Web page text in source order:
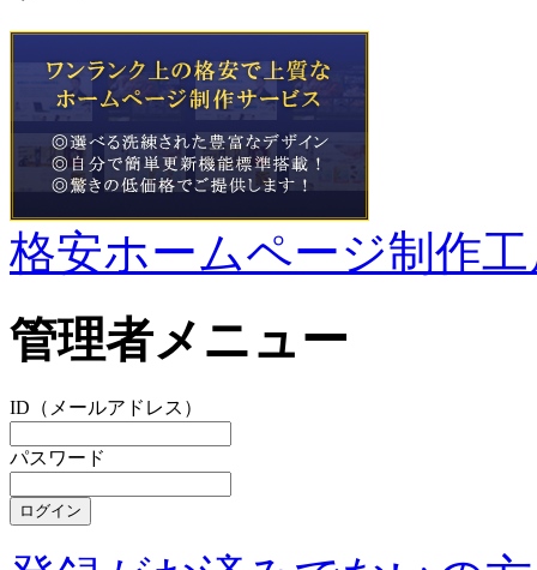
格安ホームページ制作
管理者メニュー
ID（メールアドレス）
パスワード